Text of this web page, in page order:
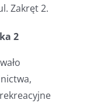
Zakręt 2.
2